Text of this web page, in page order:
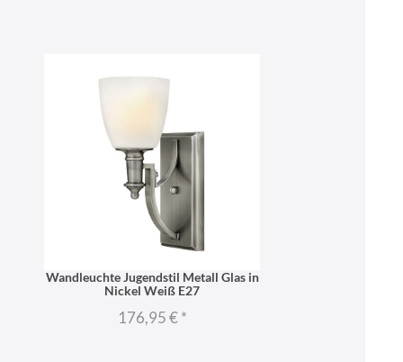
Wandleuchte Jugendstil Metall Glas in
Nickel Weiß E27
176,95 €*